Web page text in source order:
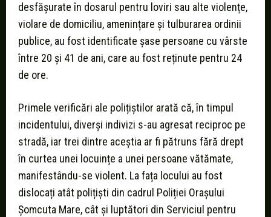
desfășurate în dosarul pentru loviri sau alte violențe,
violare de domiciliu, amenințare și tulburarea ordinii
publice, au fost identificate șase persoane cu vârste
între 20 și 41 de ani, care au fost reținute pentru 24
de ore.
Primele verificări ale polițiștilor arată că, în timpul
incidentului, diverși indivizi s-au agresat reciproc pe
stradă, iar trei dintre aceștia ar fi pătruns fără drept
în curtea unei locuințe a unei persoane vătămate,
manifestându-se violent. La fața locului au fost
dislocați atât polițiști din cadrul Poliției Orașului
Șomcuta Mare, cât și luptători din Serviciul pentru